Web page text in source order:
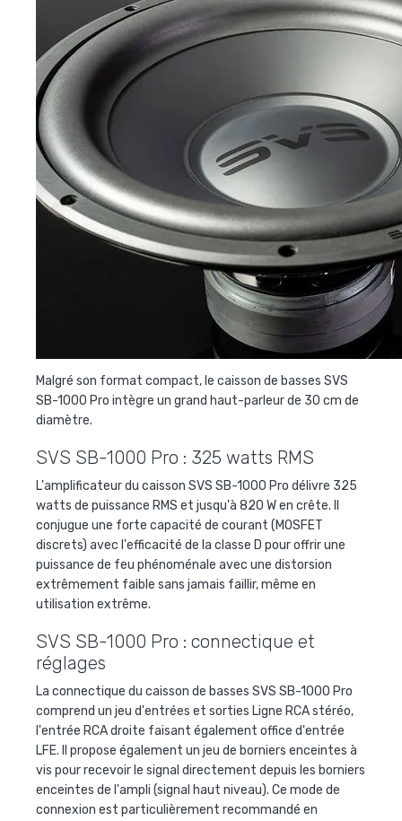
Malgré son format compact, le caisson de basses SVS
SB-1000 Pro intègre un grand haut-parleur de 30 cm de
diamètre.
SVS SB-1000 Pro : 325 watts RMS
L'amplificateur du caisson SVS SB-1000 Pro délivre 325
watts de puissance RMS et jusqu'à 820 W en crête. Il
conjugue une forte capacité de courant (MOSFET
discrets) avec l'efficacité de la classe D pour offrir une
puissance de feu phénoménale avec une distorsion
extrêmement faible sans jamais faillir, même en
utilisation extrême.
SVS SB-1000 Pro : connectique et
réglages
La connectique du caisson de basses SVS SB-1000 Pro
comprend un jeu d'entrées et sorties Ligne RCA stéréo,
l'entrée RCA droite faisant également office d'entrée
LFE. Il propose également un jeu de borniers enceintes à
vis pour recevoir le signal directement depuis les borniers
enceintes de l'ampli (signal haut niveau). Ce mode de
connexion est particulièrement recommandé en